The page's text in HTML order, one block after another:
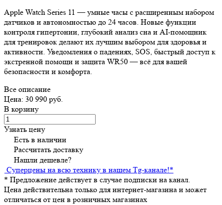
Apple Watch Series 11 — умные часы с расширенным набором
датчиков и автономностью до 24 часов. Новые функции
контроля гипертонии, глубокий анализ сна и AI-помощник
для тренировок делают их лучшим выбором для здоровья и
активности. Уведомления о падениях, SOS, быстрый доступ к
экстренной помощи и защита WR50 — всё для вашей
безопасности и комфорта.
Все описание
Цена: 30 990 руб.
В корзину
Узнать цену
Есть в наличии
Рассчитать доставку
Нашли дешевле?
Суперцены на всю технику в нашем Tg-канале!*
* Предложение действует в случае подписки на канал.
Цена действительна только для интернет-магазина и может
отличаться от цен в розничных магазинах